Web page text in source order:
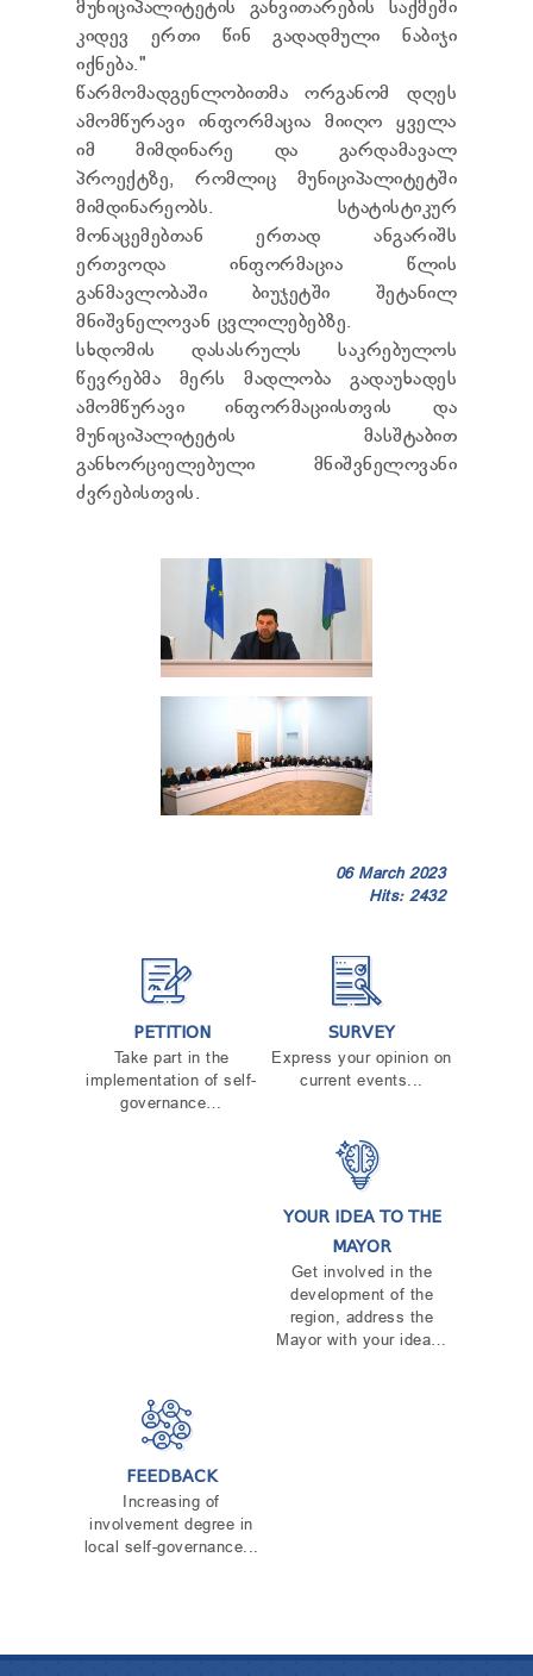
მუნიციპალიტეტის განვითარების საქმეში
კიდევ ერთი წინ გადადმული ნაბიჯი
იქნება."
წარმომადგენლობითმა ორგანომ დღეს
ამომწურავი ინფორმაცია მიიღო ყველა
იმ მიმდინარე და გარდამავალ
პროექტზე, რომლიც მუნიციპალიტეტში
მიმდინარეობს. სტატისტიკურ
მონაცემებთან ერთად ანგარიშს
ერთვოდა ინფორმაცია წლის
განმავლობაში ბიუჯეტში შეტანილ
მნიშვნელოვან ცვლილებებზე.
სხდომის დასასრულს საკრებულოს
წევრებმა მერს მადლობა გადაუხადეს
ამომწურავი ინფორმაციისთვის და
მუნიციპალიტეტის მასშტაბით
განხორციელებული მნიშვნელოვანი
ძვრებისთვის.
06 March 2023
Hits: 2432
PETITION
Take part in the
implementation of self-
governance…
SURVEY
Express your opinion on
current events...
YOUR IDEA TO THE
MAYOR
Get involved in the
development of the
region, address the
Mayor with your idea…
FEEDBACK
Increasing of
involvement degree in
local self-governance...